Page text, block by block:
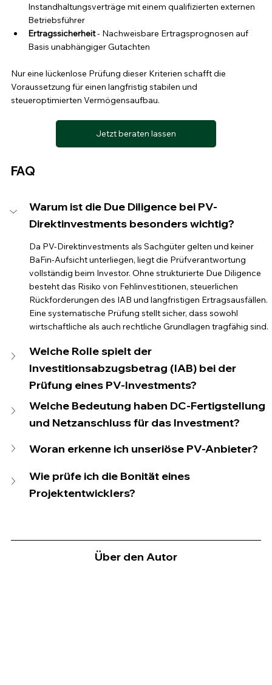
Instandhaltungsverträge mit einem qualifizierten externen
Betriebsführer
Ertragssicherheit - Nachweisbare Ertragsprognosen auf
Basis unabhängiger Gutachten
Nur eine lückenlose Prüfung dieser Kriterien schafft die
Voraussetzung für einen langfristig stabilen und
steueroptimierten Vermögensaufbau.
Jetzt beraten lassen
FAQ
Warum ist die Due Diligence bei PV-
Direktinvestments besonders wichtig?
Da PV-Direktinvestments als Sachgüter gelten und keiner
BaFin-Aufsicht unterliegen, liegt die Prüfverantwortung
vollständig beim Investor. Ohne strukturierte Due Diligence
besteht das Risiko von Fehlinvestitionen, steuerlichen
Rückforderungen des IAB und langfristigen Ertragsausfällen.
Eine systematische Prüfung stellt sicher, dass sowohl
wirtschaftliche als auch rechtliche Grundlagen tragfähig sind.
Welche Rolle spielt der
Investitionsabzugsbetrag (IAB) bei der
Prüfung eines PV-Investments?
Welche Bedeutung haben DC-Fertigstellung
und Netzanschluss für das Investment?
Woran erkenne ich unseriöse PV-Anbieter?
Wie prüfe ich die Bonität eines
Projektentwicklers?
Über den Autor